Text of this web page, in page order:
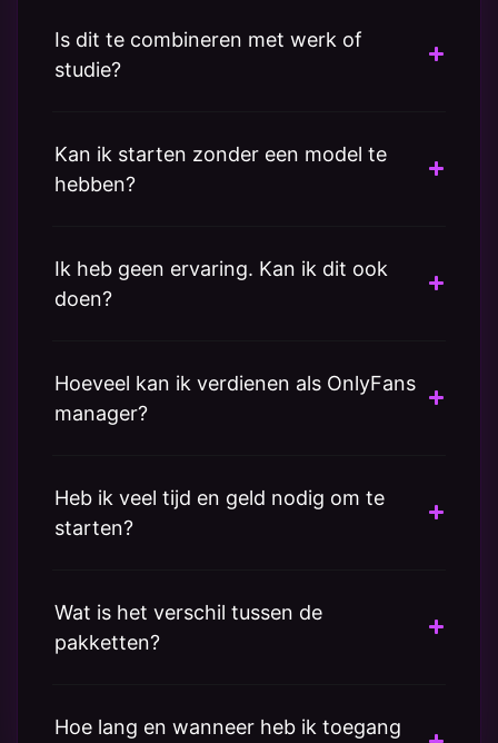
Is dit te combineren met werk of
studie?
Kan ik starten zonder een model te
hebben?
Ik heb geen ervaring. Kan ik dit ook
doen?
Hoeveel kan ik verdienen als OnlyFans
manager?
Heb ik veel tijd en geld nodig om te
starten?
Wat is het verschil tussen de
pakketten?
Hoe lang en wanneer heb ik toegang